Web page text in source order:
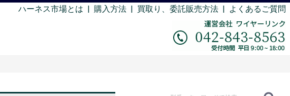
ハーネス市場とは | 購入方法 | 買取り、委託販売方法 | よくあるご質問